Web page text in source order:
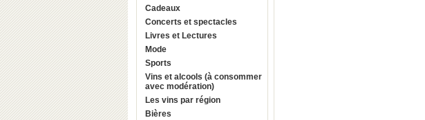
Cadeaux
Concerts et spectacles
Livres et Lectures
Mode
Sports
Vins et alcools (à consommer
avec modération)
Les vins par région
Bières